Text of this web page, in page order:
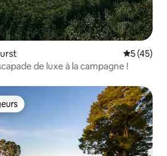
5 (45)
de luxe à la campagne !